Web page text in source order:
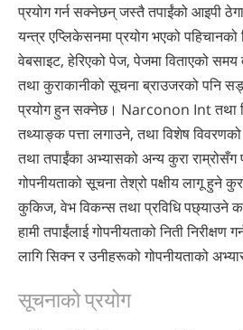
प्रयोग गर्न सक्नेछन् जस्तै तपाईंको आइपी
यन्त्र एप्लिकेसनमा प्रयोग भएको
वेबसाइट, हेरिएको पेज, पेजमा विताएको
तथा कुराकानीको सूचना ब्राउजरको पनि
प्रयोग हुन सक्नेछ। Narconon Int तथा
तथ्याङ्क पत्ता लगाउने, तथा विशेष
तथा तपाईंका अभ्यासको अन्य कुरा राम्रोसँग
गोपनीयताको सूचना तेश्रो पक्षीय लागू हुने
कुकिज, वेभ विकन्स तथा प्रविधि पछ्याउने
हामी तपाईंलाई गोपनीयताको निती निरीक्षण
लागि सिक्न र उनीहरूको गोपनीयताको
सूचनाको प्रयोग